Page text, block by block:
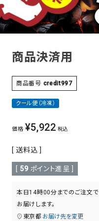
その他
商品決済用
商品番号 credit997
クール便（冷凍）
価格 ¥5,922 税込
送料込
[ 59 ポイント進呈 ]
本日14時00分 までのご注文で
お届けします。
東京都 お届け先を変更